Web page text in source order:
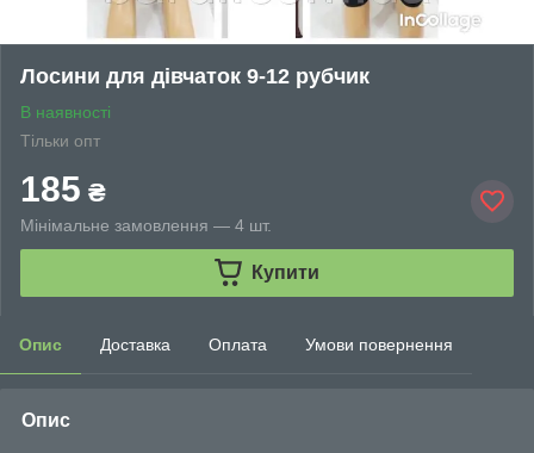
Лосини для дівчаток 9-12 рубчик
В наявності
Тільки опт
185 ₴
Мінімальне замовлення — 4 шт.
Купити
Опис Доставка Оплата Умови повернення
Опис